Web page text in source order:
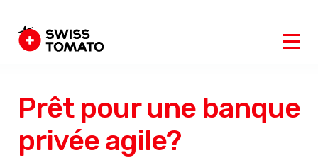
Prêt pour une banque
privée agile?